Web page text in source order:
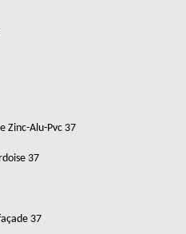
Zinc-Alu-Pvc 37
37
37